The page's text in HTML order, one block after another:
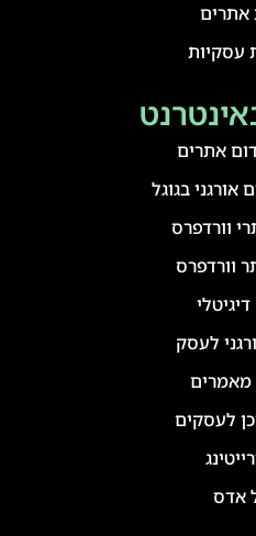
אתרים
אורגני בגוגל
וורדפרס
וורדפרס
לעסק
מאמרים
לעסקים
אדס
אתרים
עסקיות